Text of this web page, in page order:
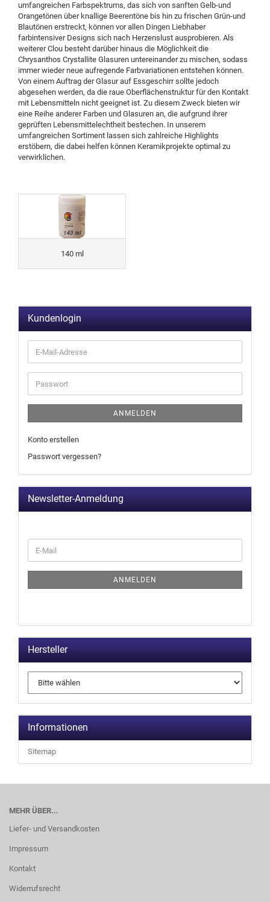
umfangreichen Farbspektrums, das sich von sanften Gelb-und
Orangetönen über knallige Beerentöne bis hin zu frischen Grün-und
Blautönen erstreckt, können vor allen Dingen Liebhaber
farbintensiver Designs sich nach Herzenslust ausprobieren. Als
weiterer Clou besteht darüber hinaus die Möglichkeit die
Chrysanthos Crystallite Glasuren untereinander zu mischen, sodass
immer wieder neue aufregende Farbvariationen entstehen können.
Von einem Auftrag der Glasur auf Essgeschirr sollte jedoch
abgesehen werden, da die raue Oberflächenstruktur für den Kontakt
mit Lebensmitteln nicht geeignet ist. Zu diesem Zweck bieten wir
eine Reihe anderer Farben und Glasuren an, die aufgrund ihrer
geprüften Lebensmittelechtheit bestechen. In unserem
umfangreichen Sortiment lassen sich zahlreiche Highlights
erstöbern, die dabei helfen können Keramikprojekte optimal zu
verwirklichen.
140 ml
Kundenlogin
ANMELDEN
Konto erstellen
Passwort vergessen?
Newsletter-Anmeldung
ANMELDEN
Hersteller
Informationen
Sitemap
MEHR ÜBER...
Liefer- und Versandkosten
Impressum
Kontakt
Widerrufsrecht